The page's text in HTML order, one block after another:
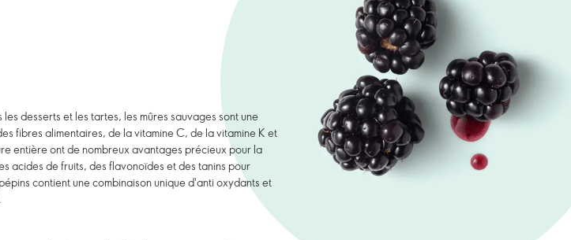
desserts et les tartes, les mûres sauvages sont une
fibres alimentaires, de la vitamine C, de la vitamine K et
entière ont de nombreux avantages précieux pour la
acides de fruits, des flavonoïdes et des tanins pour
contient une combinaison unique d'anti oxydants et